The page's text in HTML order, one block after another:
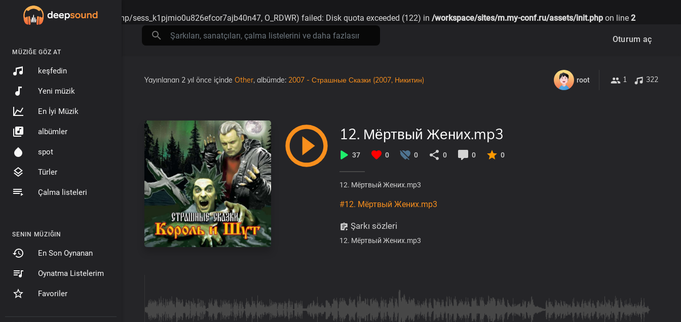
Warning: session_start(): open(/tmp/sess_k1pjmio0u826efcor7ajb40n47, O_RDWR) failed: Disk quota exceeded (122) in /workspace/sites/m.my-conf.ru/assets/init.php on line 2
MÜZIĞE GÖZ AT
keşfedin
Yeni müzik
En İyi Müzik
albümler
spot
Türler
Çalma listeleri
SENIN MÜZIĞIN
En Son Oynanan
Oynatma Listelerim
Favoriler
Oturum aç
Yayınlanan 2 yıl önce içinde Other, albümde: 2007 - Страшные Сказки (2007, Никитин) root 1 322
12. Мёртвый Жених.mp3
37 0 0 0 0 0
12. Мёртвый Жених.mp3
#12. Мёртвый Жених.mp3
Şarkı sözleri
12. Мёртвый Жених.mp3